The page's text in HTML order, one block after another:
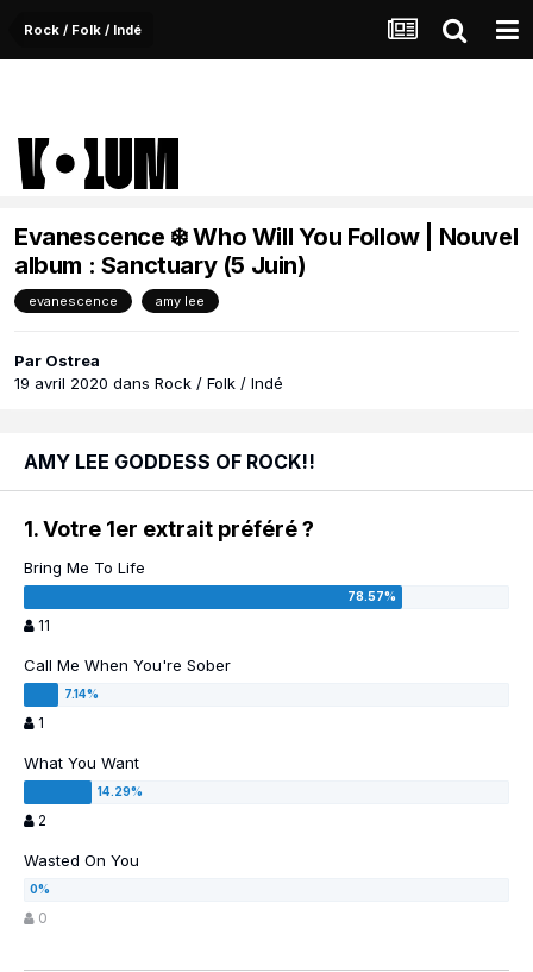
Rock / Folk / Indé
Evanescence ❄️ Who Will You Follow | Nouvel
album : Sanctuary (5 Juin)
evanescence amy lee
Par Ostrea
19 avril 2020 dans Rock / Folk / Indé
AMY LEE GODDESS OF ROCK!!
1. Votre 1er extrait préféré ?
Bring Me To Life
11
Call Me When You're Sober
1
What You Want
2
Wasted On You
0